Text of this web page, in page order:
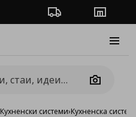
Проследяване на
Camera
Кухненски системи›Кухненска